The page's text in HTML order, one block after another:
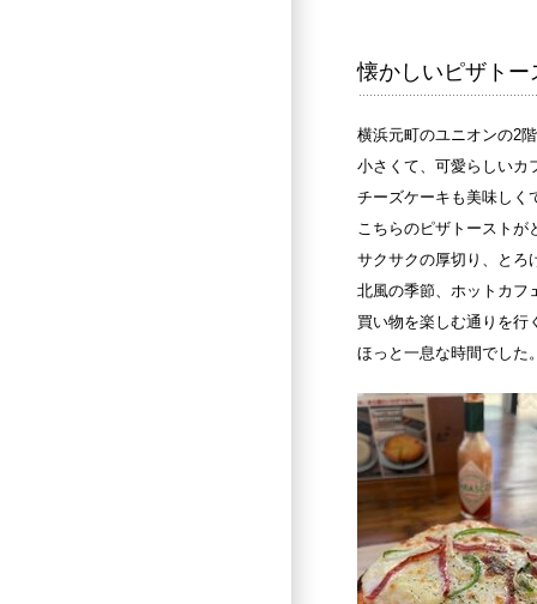
懐かしいピザトー
横浜元町のユニオンの2
小さくて、可愛らしいカ
チーズケーキも美味しく
こちらのピザトーストが
サクサクの厚切り、とろ
北風の季節、ホットカフ
買い物を楽しむ通りを行
ほっと一息な時間でした